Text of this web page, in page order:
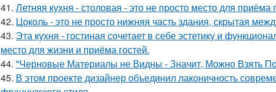
41. Летняя кухня - столовая - это не просто место для
42. Цоколь - это не просто нижняя часть здания, скрытая
43. Эта кухня - гостиная сочетает в себе эстетику и
место для жизни и приёма гостей.
44. "Черновые Материалы не Видны - Значит, Можно Взять
45. В этом проекте дизайнер объединил лаконичность